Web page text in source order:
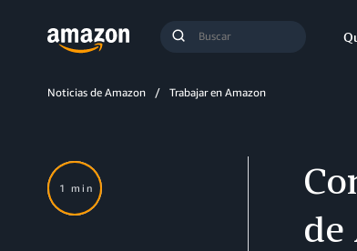
Enviar
Noticias de Amazon Trabajar en Amazon
de
1 min